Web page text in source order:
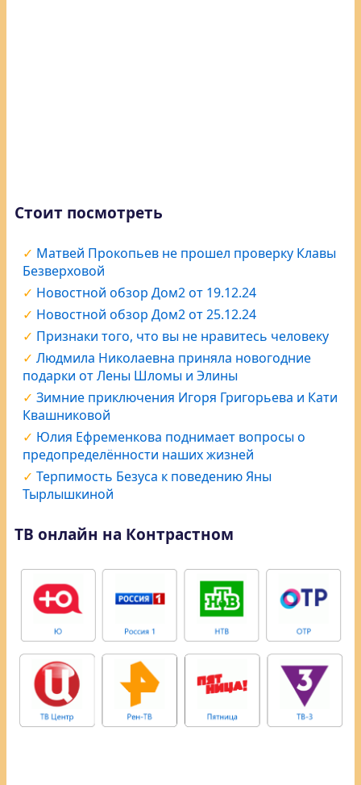
Стоит посмотреть
Матвей Прокопьев не прошел проверку Клавы
Безверховой
Новостной обзор Дом2 от 19.12.24
Новостной обзор Дом2 от 25.12.24
Признаки того, что вы не нравитесь человеку
Людмила Николаевна приняла новогодние
подарки от Лены Шломы и Элины
Зимние приключения Игоря Григорьева и Кати
Квашниковой
Юлия Ефременкова поднимает вопросы о
предопределённости наших жизней
Терпимость Безуса к поведению Яны
Тырлышкиной
ТВ онлайн на Контрастном